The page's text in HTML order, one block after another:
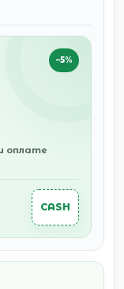
−5%
оплате
CASH